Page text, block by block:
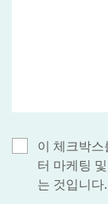
이 체크박
터 마케팅
는 것입니다.